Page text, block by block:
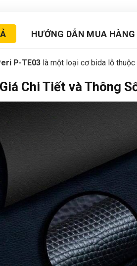
HƯỚNG DẪN MUA HÀNG
P-TE03 là một loại cơ bida lỗ thuộc
Chi Tiết và Thông